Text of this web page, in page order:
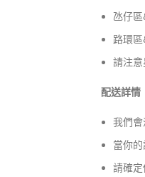
氹仔
路環
請注意
配送詳情
我們會
當你
請確